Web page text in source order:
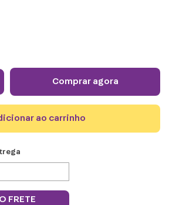
comprar agora
ao carrinho
FRETE